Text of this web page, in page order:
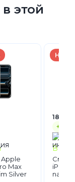
этой
Max
Silver
+910
181
В
iPhone
nano-